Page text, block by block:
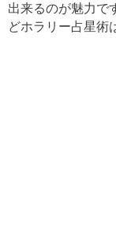
出来るのが魅力で
どホラリー占星術